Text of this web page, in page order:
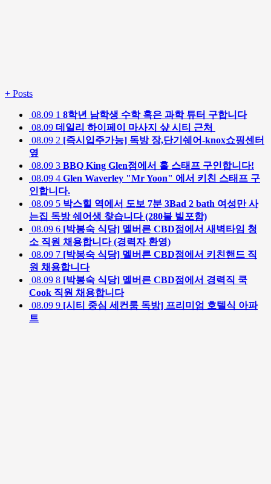
+ Posts
08.09 1 8학년 남학생 수학 혹은 과학 튜터 구합니다
08.09 데일리 하이페이 마사지 샾 시티 근처
08.09 2 [즉시입주가능] 독방 장,단기쉐어-knox쇼핑센터
옆
08.09 3 BBQ King Glen점에서 홀 스태프 구인합니다!
08.09 4 Glen Waverley "Mr Yoon" 에서 키친 스태프 구
인합니다.
08.09 5 박스힐 역에서 도보 7분 3Bad 2 bath 여성만 사
는집 독방 쉐어생 찾습니다 (280불 빌포함)
08.09 6 [박봉숙 식당] 멜버른 CBD점에서 새벽타임 청
소 직원 채용합니다 (경력자 환영)
08.09 7 [박봉숙 식당] 멜버른 CBD점에서 키친핸드 직
원 채용합니다
08.09 8 [박봉숙 식당] 멜버른 CBD점에서 경력직 쿡
Cook 직원 채용합니다
08.09 9 [시티 중심 세컨룸 독방] 프리미엄 호텔식 아파
트